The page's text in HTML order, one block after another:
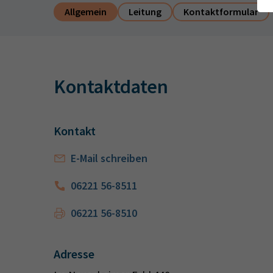
Allgemein Leitung Kontaktformular
Kontaktdaten
Kontakt
E-Mail schreiben
06221 56-8511
06221 56-8510
Adresse